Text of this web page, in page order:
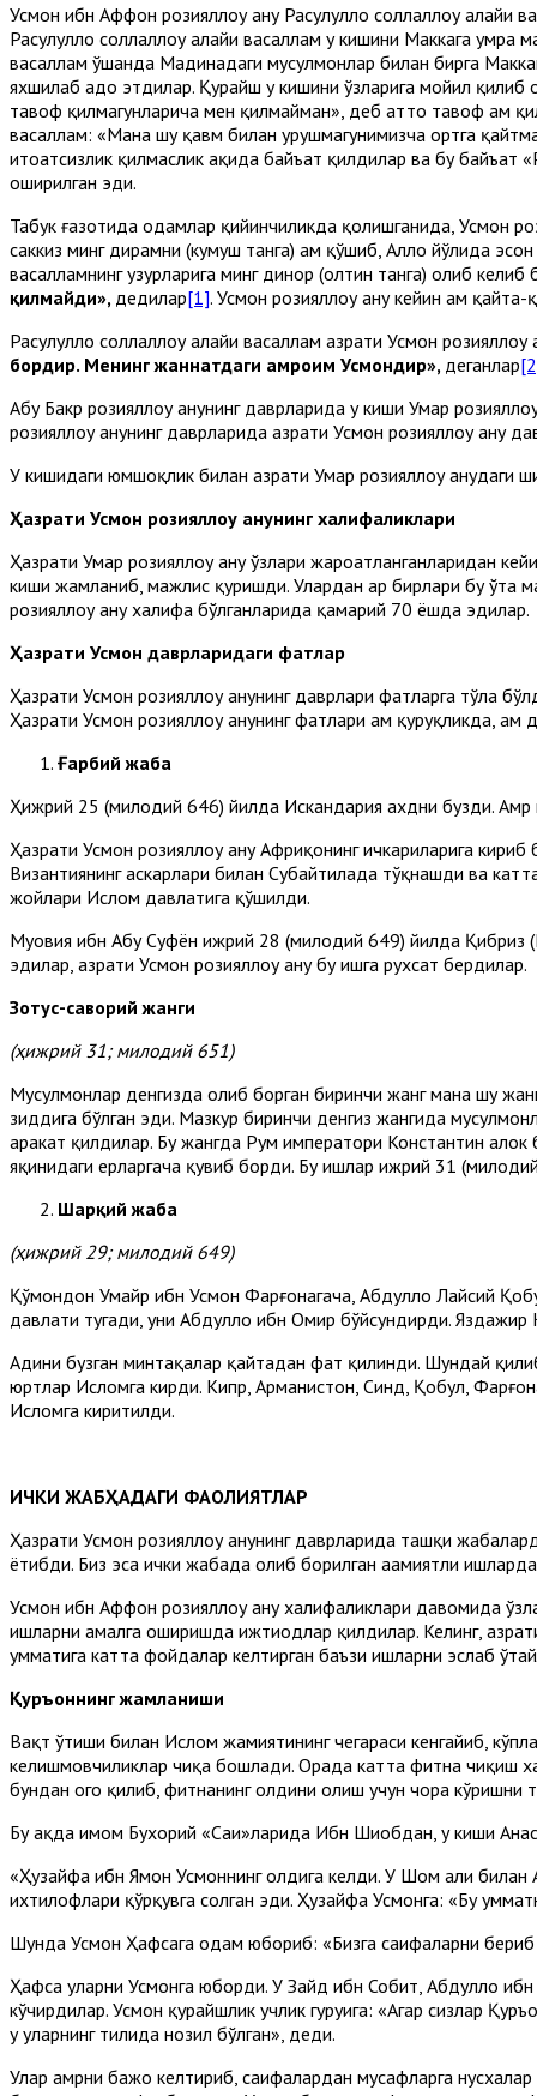
Усмон ибн Аффон розияллоҳу анҳу Расулуллоҳ соллаллоҳу
Расулуллоҳ соллаллоҳу алайҳи васаллам у кишини Маккага
васаллам ўшанда Мадинадаги мусулмонлар билан бирга
яхшилаб адо этдилар. Қурайш у кишини ўзларига мойил қилиб
тавоф қилмагунларича мен қилмайман», деб ҳатто тавоф ҳам
васаллам: «Мана шу қавм билан урушмагунимизча ортга
итоатсизлик қилмаслик ҳақида байъат қилдилар ва бу байъат
оширилган эди.
Табук ғазотида одамлар қийинчиликда қолишганида, Усмон
саккиз минг дирҳамни (кумуш танга) ҳам қўшиб, Аллоҳ йўлида
васалламнинг ҳузурларига минг динор (олтин танга) олиб
қилмайди», дедилар[1]. Усмон розияллоҳу анҳу кейин ҳам
Расулуллоҳ соллаллоҳу алайҳи васаллам ҳазрати Усмон
бордир. Менинг жаннатдаги ҳамроҳим Усмондир», деганлар
Абу Бакр розияллоҳу анҳунинг даврларида у киши Умар
розияллоҳу анҳунинг даврларида ҳазрати Усмон розияллоҳу анҳу
У кишидаги юмшоқлик билан ҳазрати Умар розияллоҳу
Ҳазрати Усмон розияллоҳу анҳунинг халифаликлари
Ҳазрати Умар розияллоҳу анҳу ўзлари жароҳатланганларидан
киши жамланиб, мажлис қуришди. Улардан ҳар бирлари бу ўта
розияллоҳу анҳу халифа бўлганларида қамарий 70 ёшда эдилар.
Ҳазрати Усмон даврларидаги фатҳлар
Ҳазрати Усмон розияллоҳу анҳунинг даврлари фатҳларга тўла
Ҳазрати Усмон розияллоҳу анҳунинг фатҳлари ҳам қуруқликда,
Ғарбий жабҳа
Ҳижрий 25 (милодий 646) йилда Искандария ахдни бузди. Амр
Ҳазрати Усмон розияллоҳу анҳу Африқонинг ичкариларига
Византиянинг аскарлари билан Субайтилада тўқнашди ва
жойлари Ислом давлатига қўшилди.
Муовия ибн Абу Суфён ҳижрий 28 (милодий 649) йилда Қибриз
эдилар, ҳазрати Усмон розияллоҳу анҳу бу ишга pyxcaт бердилар.
Зотус-саворий жанги
(ҳижрий 31; милодий 651)
Мусулмонлар денгизда олиб борган биринчи жанг мана шу
зиддига бўлган эди. Мазкур биринчи денгиз жангида
ҳаракат қилдилар. Бу жангда Рум императори Константин
яқинидаги ерларгача қувиб борди. Бу ишлар ҳижрий 31
Шарқий жабҳа
(ҳижрий 29; милодий 649)
Қўмондон Умайр ибн Усмон Фарғонагача, Абдуллоҳ Лайсий
давлати тугади, уни Абдуллоҳ ибн Омир бўйсундирди.
Аҳдини бузган минтақалар қайтадан фатҳ қилинди. Шундай
юртлар Исломга кирди. Кипр, Арманистон, Синд, Қобул,
Исломга киритилди.
ИЧКИ ЖАБҲАДАГИ ФАОЛИЯТЛАР
Ҳазрати Усмон розияллоҳу анҳунинг даврларида ташқи
ётибди. Биз эса ички жабҳада олиб борилган аҳамиятли
Усмон ибн Аффон розияллоҳу анҳу халифаликлари давомида
ишларни амалга оширишда ижтиҳодлар қилдилар. Келинг,
умматига катта фойдалар келтирган баъзи ишларни эслаб
Қуръоннинг жамланиши
Вақт ўтиши билан Ислом жамиятининг чегараси кенгайиб,
келишмовчиликлар чиқа бошлади. Орада катта фитна чиқиш
бундан огоҳ қилиб, фитнанинг олдини олиш учун чора
Бу ҳақда имом Бухорий «Саҳиҳ»ларида Ибн Шиҳобдан, у киши
«Ҳузайфа ибн Ямон Усмоннинг олдига келди. У Шом аҳли
ихтилофлари қўрқувга солган эди. Ҳузайфа Усмонга: «Бу
Шунда Усмон Ҳафсага одам юбориб: «Бизга саҳифаларни бериб
Ҳафса уларни Усмонга юборди. У Зайд ибн Собит, Абдуллоҳ
кўчирдилар. Усмон қурайшлик учлик гуруҳига: «Агар сизлар
у уларнинг тилида нозил бўлган», деди.
Улар амрни бажо келтириб, саҳифалардан мусҳафларга